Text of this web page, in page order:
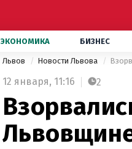
ЭКОНОМИКА БИЗНЕС
Львов Новости Львова
12 января, 11:16 2